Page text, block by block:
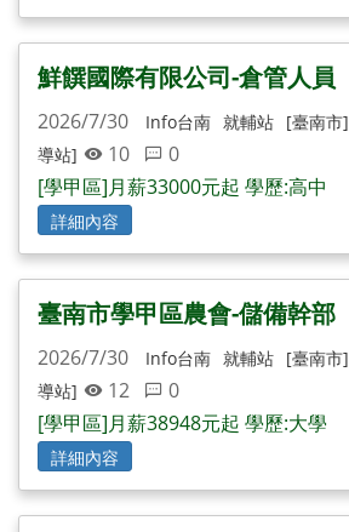
鮮饌國際有限公司-倉管人員
2026/7/30 Info台南 就輔站 [臺南市]
導站]
10
0
[學甲區]月薪33000元起 學歷:高中
詳細內容
臺南市學甲區農會-儲備幹部
2026/7/30 Info台南 就輔站 [臺南市]
導站]
12
0
[學甲區]月薪38948元起 學歷:大學
詳細內容